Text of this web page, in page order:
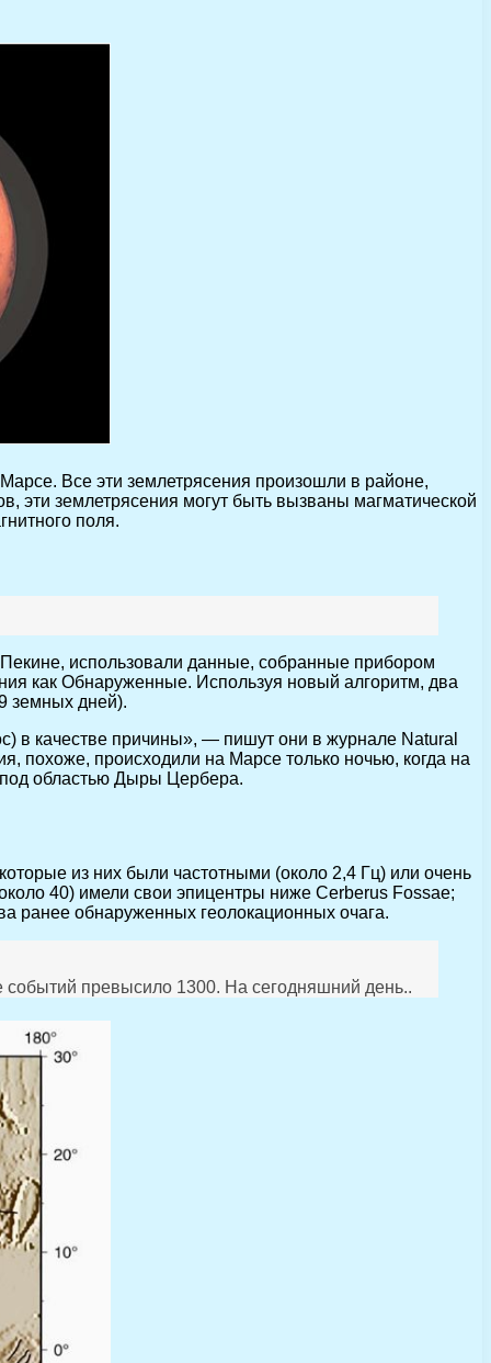
Все эти землетрясения произошли в районе,
эти землетрясения могут быть вызваны магматической
поля.
Пекине, использовали данные, собранные прибором
как Обнаруженные. Используя новый алгоритм, два
земных дней).
в качестве причины», — пишут они в журнале Natural
похоже, происходили на Марсе только ночью, когда на
под областью Дыры Цербера.
из них были частотными (около 2,4 Гц) или очень
40) имели свои эпицентры ниже Cerberus Fossae;
ранее обнаруженных геолокационных очага.
событий превысило 1300. На сегодняшний день..